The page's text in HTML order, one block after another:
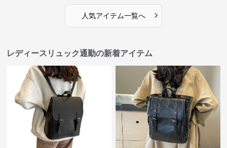
人気アイテム一覧へ ›
レディースリュック通勤の新着アイテム